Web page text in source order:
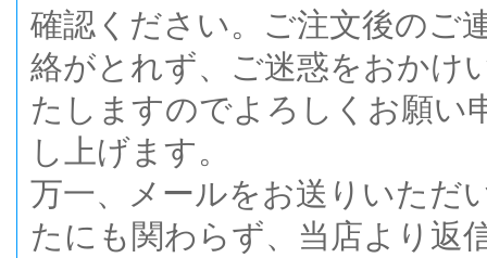
確認ください。ご注文後のご
絡がとれず、ご迷惑をおかけ
たしますのでよろしくお願い
し上げます。
万一、メールをお送りいただ
たにも関わらず、当店より返